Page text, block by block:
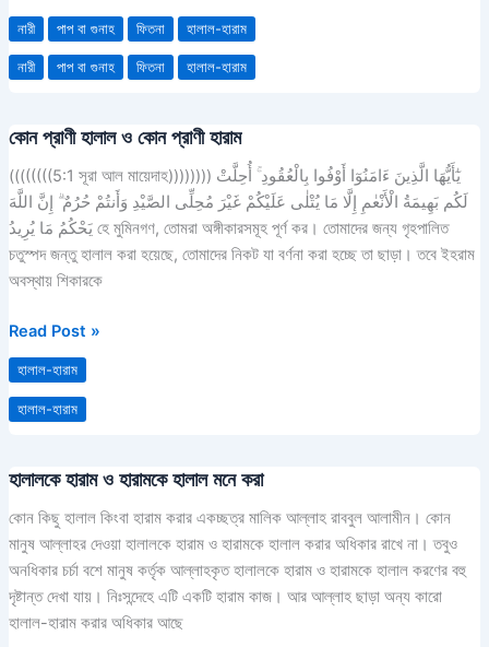
নারী পাপ বা গুনাহ ফিতনা হালাল-হারাম
নারী পাপ বা গুনাহ ফিতনা হালাল-হারাম
কোন প্রাণী হালাল ও কোন প্রাণী হারাম
((((((((5:1 সূরা আল মায়েদাহ)))))))) يٰٓأَيُّهَا الَّذِينَ ءَامَنُوٓا أَوْفُوا بِالْعُقُودِ ۚ أُحِلَّتْ
لَكُم بَهِيمَةُ الْأَنْعٰمِ إِلَّا مَا يُتْلٰى عَلَيْكُمْ غَيْرَ مُحِلِّى الصَّيْدِ وَأَنتُمْ حُرُمٌ ۗ إِنَّ اللَّهَ
يَحْكُمُ مَا يُرِيدُ হে মুমিনগণ, তোমরা অঙ্গীকারসমূহ পূর্ণ কর। তোমাদের জন্য গৃহপালিত
চতুস্পদ জন্তু হালাল করা হয়েছে, তোমাদের নিকট যা বর্ণনা করা হচ্ছে তা ছাড়া। তবে ইহরাম
অবস্থায় শিকারকে
কোন
হালাল
কোন
প্রাণী
হারাম
Read Post »
হালাল-হারাম
হালাল-হারাম
হালালকে হারাম ও হারামকে হালাল মনে করা
কোন কিছু হালাল কিংবা হারাম করার একচ্ছত্র মালিক আল্লাহ রাববুল আলামীন। কোন
মানুষ আল্লাহর দেওয়া হালালকে হারাম ও হারামকে হালাল করার অধিকার রাখে না। তবুও
অনধিকার চর্চা বশে মানুষ কর্তৃক আল্লাহকৃত হালালকে হারাম ও হারামকে হালাল করণের বহু
দৃষ্টান্ত দেখা যায়। নিঃসন্দেহে এটি একটি হারাম কাজ। আর আল্লাহ ছাড়া অন্য কারো
হালাল-হারাম করার অধিকার আছে
হালালকে
হারামকে
মনে
করা